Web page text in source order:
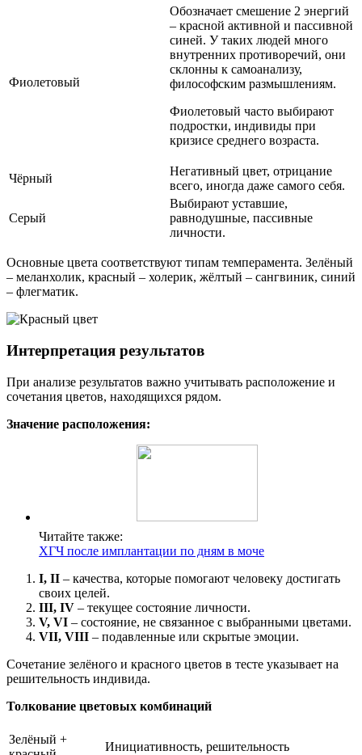
Фиолетовый
Обозначает смешение 2 энергий
– красной активной и пассивной
синей. У таких людей много
внутренних противоречий, они
склонны к самоанализу,
философским размышлениям.
Фиолетовый часто выбирают
подростки, индивиды при
кризисе среднего возраста.
Чёрный
Негативный цвет, отрицание
всего, иногда даже самого себя.
Серый
Выбирают уставшие,
равнодушные, пассивные
личности.
Основные цвета соответствуют типам темперамента. Зелёный
– меланхолик, красный – холерик, жёлтый – сангвиник, синий
– флегматик.
Интерпретация результатов
При анализе результатов важно учитывать расположение и
сочетания цветов, находящихся рядом.
Значение расположения:
Читайте также:
ХГЧ после имплантации по дням в моче
I, II – качества, которые помогают человеку достигать
своих целей.
III, IV – текущее состояние личности.
V, VI – состояние, не связанное с выбранными цветами.
VII, VIII – подавленные или скрытые эмоции.
Сочетание зелёного и красного цветов в тесте указывает на
решительность индивида.
Толкование цветовых комбинаций
Зелёный +
Инициативность, решительность